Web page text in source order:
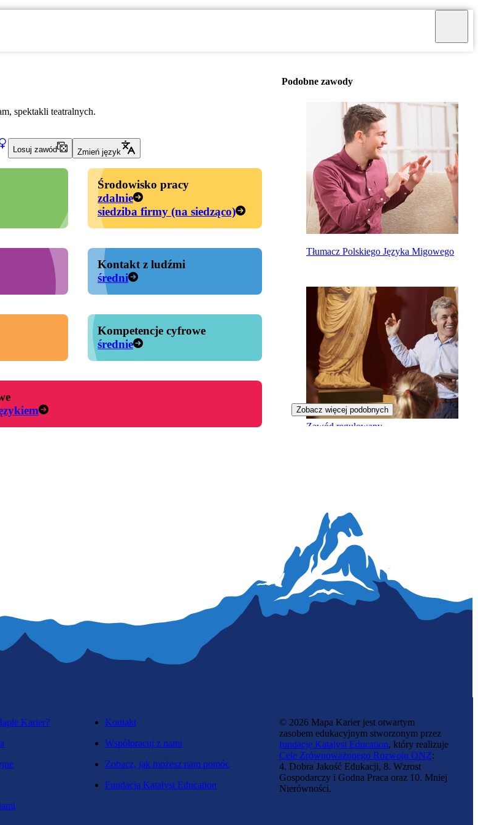
spektakli teatralnych.
Losuj zawód Zmień język
Środowisko pracy
zdalnie
siedziba firmy (na siedząco)
Kontakt z ludźmi
średni
Kompetencje cyfrowe
średnie
Podobne zawody
Tłumacz Polskiego Języka Migowego
Zawód regulowany
Zobacz więcej podobnych
Karier?
Kontakt
Współpracuj z nami
Zobacz, jak możesz nam pomóc
Fundacja Katalyst Education
© 2026 Mapa Karier jest otwartym
zasobem edukacyjnym stworzonym przez
fundację Katalyst Education, który realizuje
Cele Zrównoważonego Rozwoju ONZ:
4. Dobra Jakość Edukacji, 8. Wzrost
Gospodarczy i Godna Praca oraz 10. Mniej
Nierówności.